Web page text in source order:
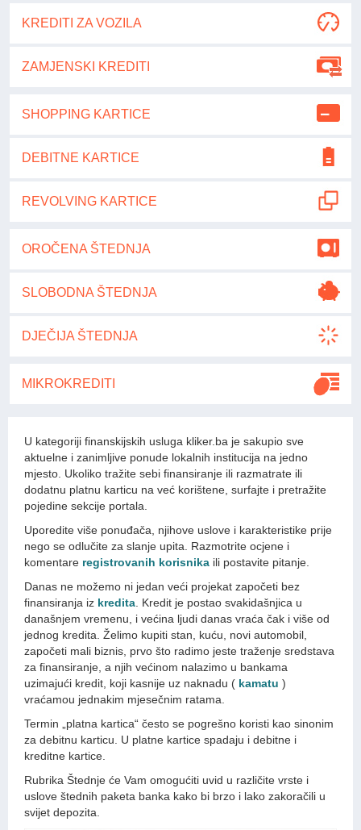
KREDITI ZA VOZILA
ZAMJENSKI KREDITI
SHOPPING KARTICE
DEBITNE KARTICE
REVOLVING KARTICE
OROČENA ŠTEDNJA
SLOBODNA ŠTEDNJA
DJEČIJA ŠTEDNJA
MIKROKREDITI
U kategoriji finanskijskih usluga kliker.ba je sakupio sve
aktuelne i zanimljive ponude lokalnih institucija na jedno
mjesto. Ukoliko tražite sebi finansiranje ili razmatrate ili
dodatnu platnu karticu na već korištene, surfajte i pretražite
pojedine sekcije portala.
Uporedite više ponuđača, njihove uslove i karakteristike prije
nego se odlučite za slanje upita. Razmotrite ocjene i
komentare registrovanih korisnika ili postavite pitanje.
Danas ne možemo ni jedan veći projekat započeti bez
finansiranja iz kredita . Kredit je postao svakidašnjica u
današnjem vremenu, i većina ljudi danas vraća čak i više od
jednog kredita. Želimo kupiti stan, kuću, novi automobil,
započeti mali biznis, prvo što radimo jeste traženje sredstava
za finansiranje, a njih većinom nalazimo u bankama
uzimajući kredit, koji kasnije uz naknadu ( kamatu )
vraćamou jednakim mjesečnim ratama.
Termin „platna kartica“ često se pogrešno koristi kao sinonim
za debitnu karticu. U platne kartice spadaju i debitne i
kreditne kartice.
Rubrika Štednje će Vam omogućiti uvid u različite vrste i
uslove štednih paketa banka kako bi brzo i lako zakoračili u
svijet depozita.